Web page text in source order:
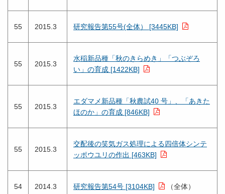
55 2015.3 研究報告第55号(全体） [3445KB]
55 2015.3
水稲新品種「秋のきらめき」「つぶぞろ
い」の育成 [1422KB]
55 2015.3
エダマメ新品種「秋農試40 号」、「あきた
ほのか」の育成 [846KB]
55 2015.3
交配後の笑気ガス処理による四倍体シンテ
ッポウユリの作出 [463KB]
54 2014.3 研究報告第54号 [3104KB] （全体）